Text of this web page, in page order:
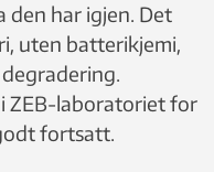
den har igjen. Det
uten batterikjemi,
ZEB-laboratoriet for
fortsatt.